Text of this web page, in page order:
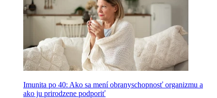
Imunita po 40: Ako sa mení obranyschopnosť organizmu a
ako ju prirodzene podporiť